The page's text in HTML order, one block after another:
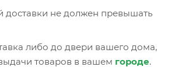
доставки не должен превышать
либо до двери вашего дома,
товаров в вашем городе.